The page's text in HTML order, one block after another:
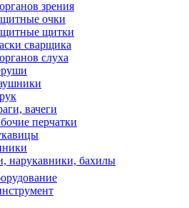
зрения
очки
щитки
сварщика
слуха
вачеги
перчатки
нарукавники, бахилы